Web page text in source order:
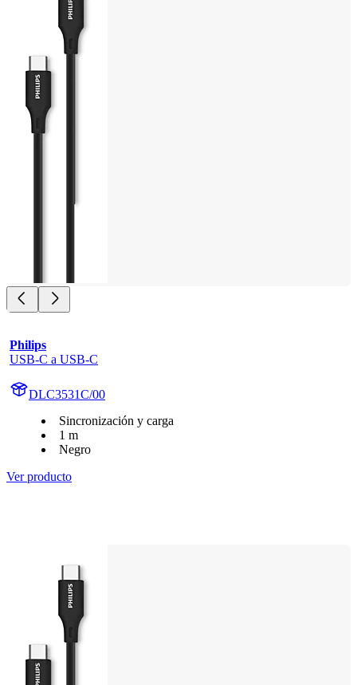
Philips
USB-C a USB-C
DLC3531C/00
Sincronización y carga
1 m
Negro
Ver producto